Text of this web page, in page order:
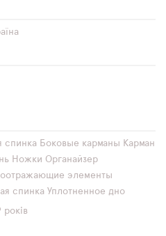
спинка Боковые карманы Карман
Ножки Органайзер
элементы
спинка Уплотненное дно
років